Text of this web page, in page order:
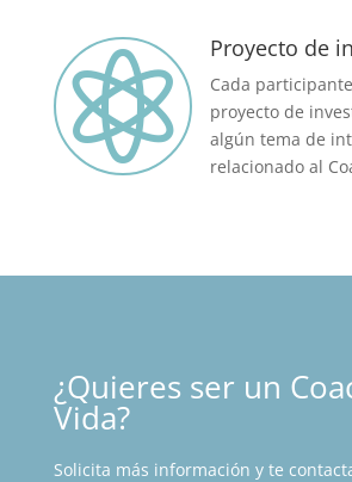

Proyecto de
Cada
proyecto de
algún tema de
relacionado al
¿Quieres ser un
Vida?
Solicita más información y te